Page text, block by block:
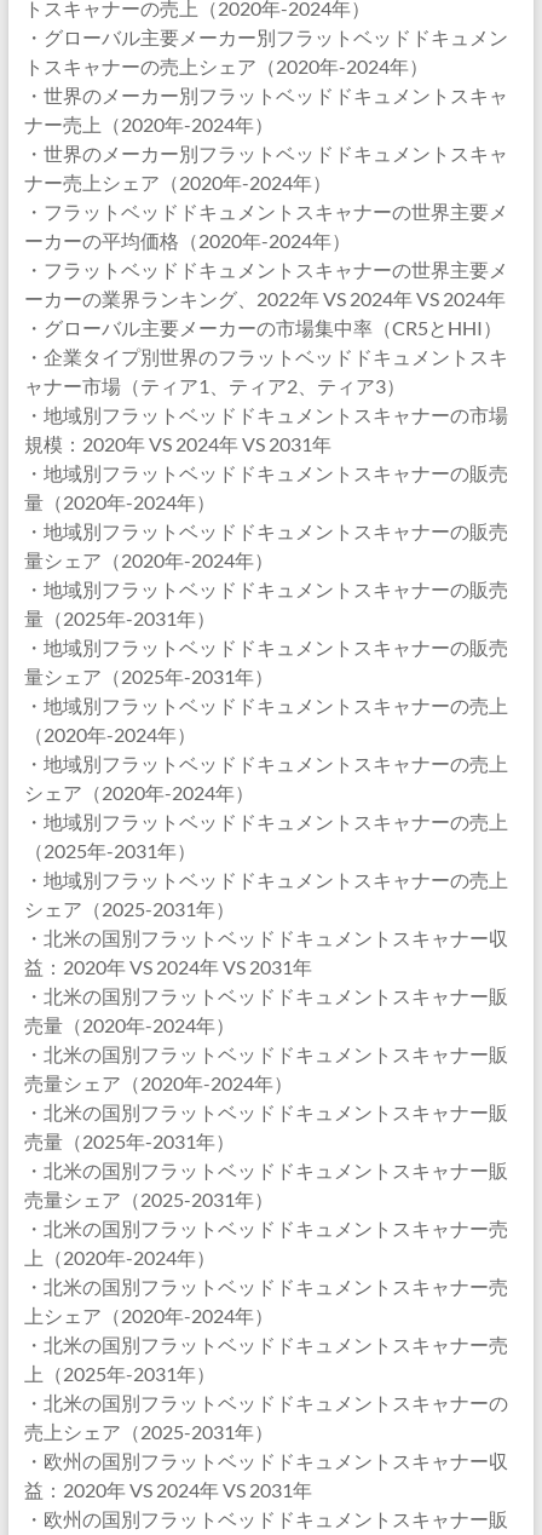
トスキャナーの売上（2020年-2024年）
・グローバル主要メーカー別フラットベッドドキュメン
トスキャナーの売上シェア（2020年-2024年）
・世界のメーカー別フラットベッドドキュメントスキャ
ナー売上（2020年-2024年）
・世界のメーカー別フラットベッドドキュメントスキャ
ナー売上シェア（2020年-2024年）
・フラットベッドドキュメントスキャナーの世界主要メ
ーカーの平均価格（2020年-2024年）
・フラットベッドドキュメントスキャナーの世界主要メ
ーカーの業界ランキング、2022年 VS 2024年 VS 2024年
・グローバル主要メーカーの市場集中率（CR5とHHI）
・企業タイプ別世界のフラットベッドドキュメントスキ
ャナー市場（ティア1、ティア2、ティア3）
・地域別フラットベッドドキュメントスキャナーの市場
規模：2020年 VS 2024年 VS 2031年
・地域別フラットベッドドキュメントスキャナーの販売
量（2020年-2024年）
・地域別フラットベッドドキュメントスキャナーの販売
量シェア（2020年-2024年）
・地域別フラットベッドドキュメントスキャナーの販売
量（2025年-2031年）
・地域別フラットベッドドキュメントスキャナーの販売
量シェア（2025年-2031年）
・地域別フラットベッドドキュメントスキャナーの売上
（2020年-2024年）
・地域別フラットベッドドキュメントスキャナーの売上
シェア（2020年-2024年）
・地域別フラットベッドドキュメントスキャナーの売上
（2025年-2031年）
・地域別フラットベッドドキュメントスキャナーの売上
シェア（2025-2031年）
・北米の国別フラットベッドドキュメントスキャナー収
益：2020年 VS 2024年 VS 2031年
・北米の国別フラットベッドドキュメントスキャナー販
売量（2020年-2024年）
・北米の国別フラットベッドドキュメントスキャナー販
売量シェア（2020年-2024年）
・北米の国別フラットベッドドキュメントスキャナー販
売量（2025年-2031年）
・北米の国別フラットベッドドキュメントスキャナー販
売量シェア（2025-2031年）
・北米の国別フラットベッドドキュメントスキャナー売
上（2020年-2024年）
・北米の国別フラットベッドドキュメントスキャナー売
上シェア（2020年-2024年）
・北米の国別フラットベッドドキュメントスキャナー売
上（2025年-2031年）
・北米の国別フラットベッドドキュメントスキャナーの
売上シェア（2025-2031年）
・欧州の国別フラットベッドドキュメントスキャナー収
益：2020年 VS 2024年 VS 2031年
・欧州の国別フラットベッドドキュメントスキャナー販